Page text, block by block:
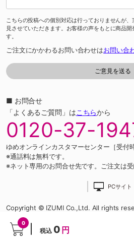
0
税込 0 円
こちらの投稿への個別対応は行っておりませんが
見させていただきます。お客様の声をもとに商品
す。
ご注文にかかわるお問い合わせはお問い合
■ お問合せ
「よくあるご質問」はこちらから
0120-37-
ゆめオンラインカスタマーセンター［受付
※通話料は無料です。
※ネット専用のお問合せ先です。ご注文は受
PCサイト
Copyright © IZUMI Co.,Ltd. All rights